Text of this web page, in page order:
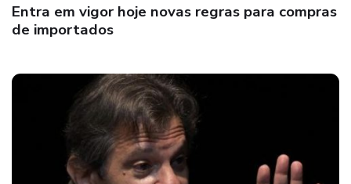
Entra em vigor hoje novas regras para compras
de importados